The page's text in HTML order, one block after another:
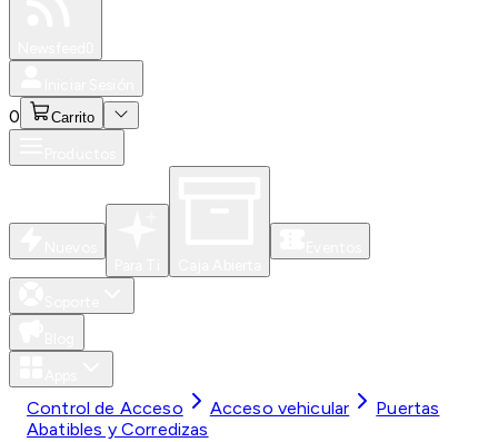
0 Carrito
Control de Acceso Acceso vehicular
Puertas
Abatibles y Corredizas